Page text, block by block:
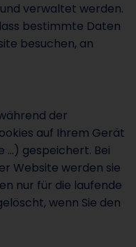
verwaltet werden.
bestimmte Daten
besuchen, an
der
auf Ihrem Gerät
…) gespeichert. Bei
Website werden sie
nur für die laufende
wenn Sie den